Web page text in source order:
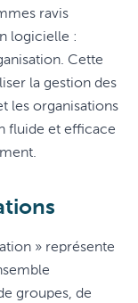
ravis
logicielle :
Cette
la gestion des
les organisations
fluide et efficace
» représente
groupes, de